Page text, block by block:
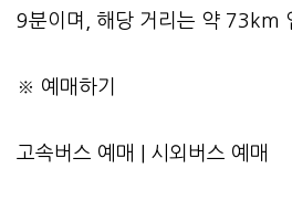
9분이며, 해당 거리는 약 73km
※ 예매하기
고속버스 예매 시외버스 예매